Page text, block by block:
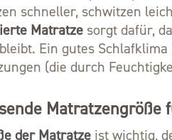
schneller, schwitzen
Matratze sorgt dafür,
bleibt. Ein gutes
(die durch
Matratzengröße
der Matratze ist wichtig,